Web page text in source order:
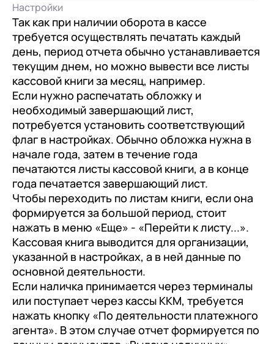
Настройки
Так как при наличии оборота в кассе
требуется осуществлять печатать каждый
день, период отчета обычно устанавливается
текущим днем, но можно вывести все листы
кассовой книги за месяц, например.
Если нужно распечатать обложку и
необходимый завершающий лист,
потребуется установить соответствующий
флаг в настройках. Обычно обложка нужна в
начале года, затем в течение года
печатаются листы кассовой книги, а в конце
года печатается завершающий лист.
Чтобы переходить по листам книги, если она
формируется за большой период, стоит
нажать в меню «Еще» - «Перейти к листу...».
Кассовая книга выводится для организации,
указанной в настройках, а в ней данные по
основной деятельности.
Если наличка принимается через терминалы
или поступает через кассы ККМ, требуется
нажать кнопку «По деятельности платежного
агента». В этом случае отчет формируется по